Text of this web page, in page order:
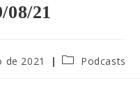
08/21
de 2021 Podcasts